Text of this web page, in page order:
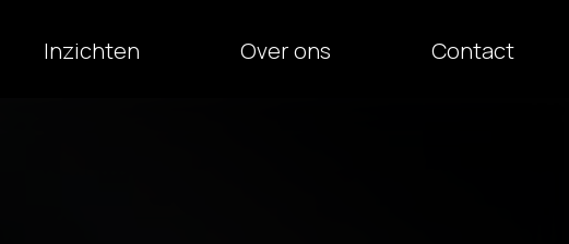
Inzichten Over ons Contact